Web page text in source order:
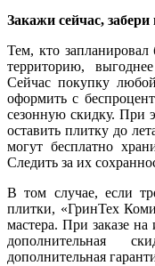
Закажи сейчас, забери
Тем, кто
территорию,
Сейчас покупку
оформить с
сезонную скидку. При
оставить плитку до
могут бесплатно
Следить за их
В том случае, если
плитки, «ГринТех
мастера. При заказе на
дополнительная
дополнительная